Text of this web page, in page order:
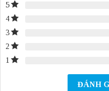
5
4
3
2
1
ĐÁNH